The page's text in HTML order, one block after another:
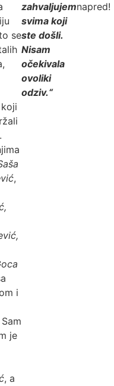
se
,
i
je
, a
zahvaljujem
svima koji
ste došli.
Nisam
očekivala
ovoliki
odziv.“
napred!